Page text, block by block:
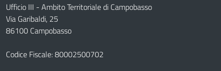
Ufficio III - Ambito Territoriale di Campobasso
Via Garibaldi, 25
86100 Campobasso
Codice Fiscale: 80002500702